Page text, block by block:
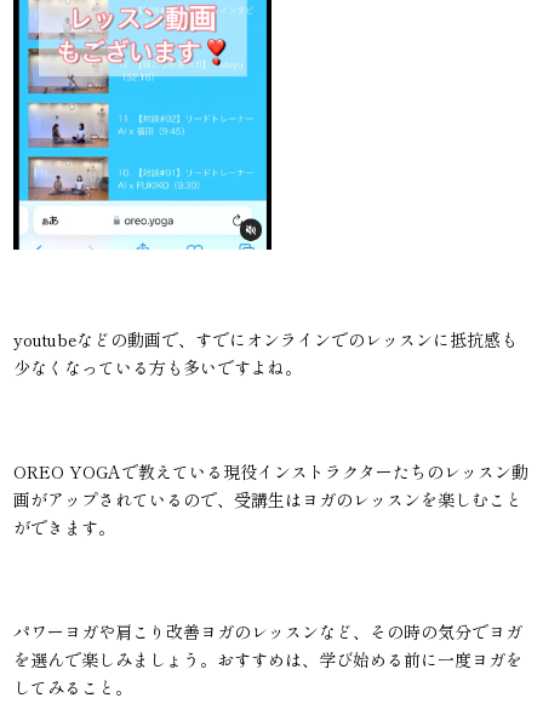
youtubeなどの動画で、すでにオンラインでのレッスンに抵抗感も
少なくなっている方も多いですよね。
OREO YOGAで教えている現役インストラクターたちのレッスン動
画がアップされているので、受講生はヨガのレッスンを楽しむこと
ができます。
パワーヨガや肩こり改善ヨガのレッスンなど、その時の気分でヨガ
を選んで楽しみましょう。おすすめは、学び始める前に一度ヨガを
してみること。